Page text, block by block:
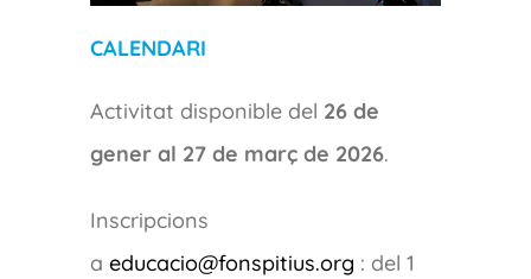
CALENDARI
Activitat disponible del 26 de
gener al 27 de març de 2026.
Inscripcions
aeducacio@fonspitius.org : del 1